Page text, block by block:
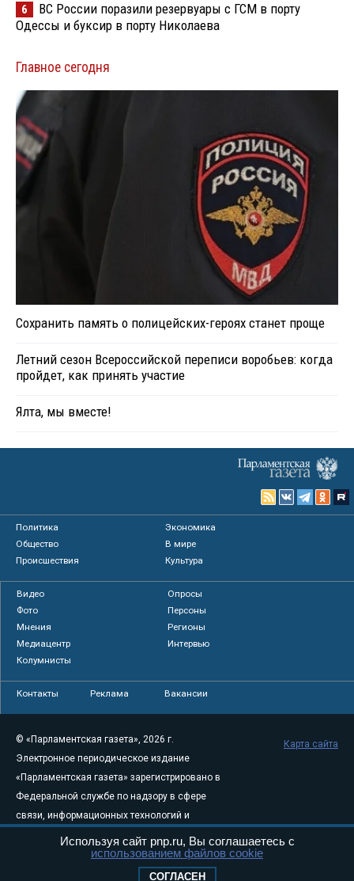
6
ВС России поразили резервуары с ГСМ в порту
Одессы и буксир в порту Николаева
Главное сегодня
Сохранить память о полицейских-героях станет проще
Летний сезон Всероссийской переписи воробьев: когда
пройдет, как принять участие
Ялта, мы вместе!
Политика
Экономика
Общество
В мире
Происшествия
Культура
Видео
Опросы
Фото
Персоны
Мнения
Регионы
Медиацентр
Интервью
Колумнисты
Контакты Реклама Вакансии
© «Парламентская газета», 2026 г.
Электронное периодическое издание
«Парламентская газета» зарегистрировано в
Федеральной службе по надзору в сфере
связи, информационных технологий и
массовых коммуникаций (Роскомнадзор) 05
августа 2011 года. 18+
Свидетельство о регистрации Эл № ФС77-
Карта сайта
Используя сайт pnp.ru, Вы соглашаетесь с
использованием файлов cookie
СОГЛАСЕН